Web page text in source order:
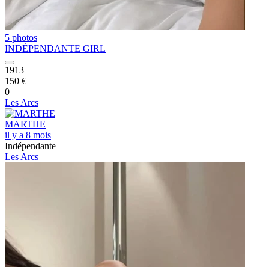
5 photos
INDÉPENDANTE GIRL
1913
150 €
0
Les Arcs
MARTHE
il y a 8 mois
Indépendante
Les Arcs